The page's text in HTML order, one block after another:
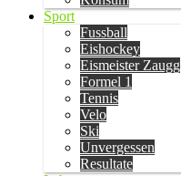
Sport
Fussball
Eishockey
Eismeister Zaugg
Formel 1
Tennis
Velo
Ski
Unvergessen
Resultate